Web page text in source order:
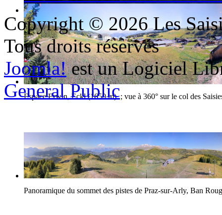
Le village d'Hauteluce
Espace Erwin, Eckl (1650 m) ; vue à 360° sur le col des
Panoramique du sommet des pistes de Praz-sur-Arly, Ban
Copyright © 2026 Les
Tous droits réservés
Joomla!est un Logiciel
General Public